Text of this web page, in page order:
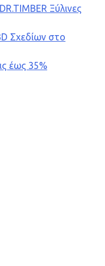
Ξύλινες
Σχεδίων στο
έως 35%